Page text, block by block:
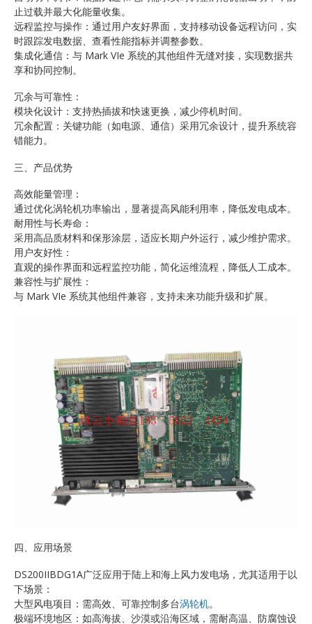
止过载并最大化能量收集。
远程监控与操作：通过用户友好界面，支持移动设备远程访问，实
时跟踪发电数据、查看性能指标并调整参数。
集成化通信：与 Mark VIe 系统的其他组件无缝对接，实现数据共
享和协同控制。
冗余与可靠性：
模块化设计：支持热插拔和快速更换，减少停机时间。
冗余配置：关键功能（如电源、通信）采用冗余设计，提升系统容
错能力。
三、产品优势
高效能量管理：
通过优化涡轮机功率输出，显著提高风能利用率，降低发电成本。
耐用性与长寿命：
采用高品质材料和保形涂层，适应长期户外运行，减少维护需求。
用户友好性：
直观的操作界面和远程监控功能，简化运维流程，降低人工成本。
兼容性与扩展性：
与 Mark VIe 系统其他组件兼容，支持未来功能升级和扩展。
四、应用场景
DS200IIBDG1A广泛应用于陆上和海上风力发电场，尤其适用于以
下场景：
大型风电项目：需高效、可靠控制多台涡轮机。
极端环境地区：如高海拔、沙漠或沿海区域，需耐高温、防腐蚀设